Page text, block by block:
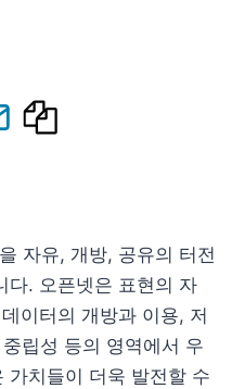
자유, 개방, 공유의 터전
다. 오픈넷은 표현의 자
이터의 개방과 이용, 저
립성 등의 영역에서 우
가치들이 더욱 발전할 수